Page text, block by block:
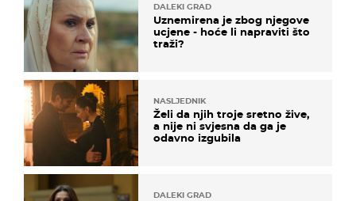
DALEKI GRAD
Uznemirena je zbog njegove
ucjene - hoće li napraviti što
traži?
NASLJEDNIK
Želi da njih troje sretno žive,
a nije ni svjesna da ga je
odavno izgubila
DALEKI GRAD